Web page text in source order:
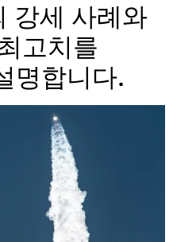
강세 사례와
고치를
명합니다.